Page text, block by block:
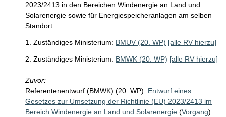
2023/2413 in den Bereichen Windenergie an Land und
Solarenergie sowie für Energiespeicheranlagen am selben
Standort
1. Zuständiges Ministerium: BMUV (20. WP) [alle RV hierzu]
2. Zuständiges Ministerium: BMWK (20. WP) [alle RV hierzu]
Zuvor:
Referentenentwurf (BMWK) (20. WP): Entwurf eines
Gesetzes zur Umsetzung der Richtlinie (EU) 2023/2413 im
Bereich Windenergie an Land und Solarenergie (Vorgang)